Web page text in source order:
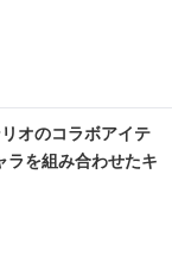
オのコラボアイテ
を組み合わせたキ